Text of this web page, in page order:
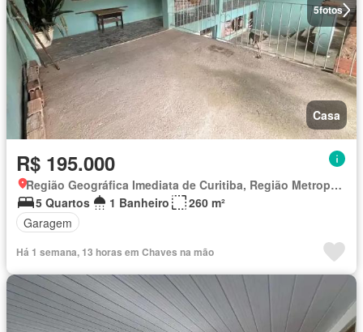
5fotos
Casa
R$ 195.000
Região Geográfica Imediata de Curitiba, Região Metropolitana de Curitiba
5 Quartos
1 Banheiro
260 m²
Garagem
Há 1 semana, 13 horas em Chaves na mão